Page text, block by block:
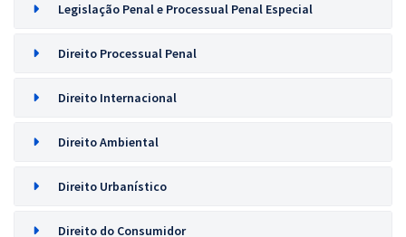
Legislação Penal e Processual Penal Especial
Direito Processual Penal
Direito Internacional
Direito Ambiental
Direito Urbanístico
Direito do Consumidor